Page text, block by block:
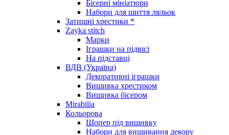
Бісерні мініатюри
Набори для шиття ляльок
Затишні хрестики *
Zayka stitch
Марки
Іграшки на підвісі
На підставці
ВДВ (Україна)
Декоративні іграшки
Вишивка хрестиком
Вишивка бісером
Mirabilia
Кольорова
Шопер під вишивку
Набори для вишивання декору